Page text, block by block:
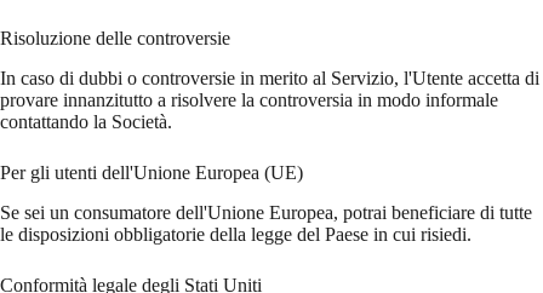
Risoluzione delle controversie
In caso di dubbi o controversie in merito al Servizio, l'Utente accetta di
provare innanzitutto a risolvere la controversia in modo informale
contattando la Società.
Per gli utenti dell'Unione Europea (UE)
Se sei un consumatore dell'Unione Europea, potrai beneficiare di tutte
le disposizioni obbligatorie della legge del Paese in cui risiedi.
Conformità legale degli Stati Uniti